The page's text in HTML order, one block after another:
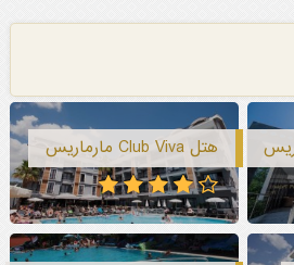
هتل Club Viva مارماریس